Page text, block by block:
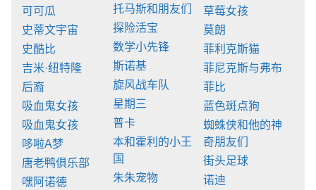
可可瓜
史蒂文宇宙
史酷比
吉米·纽特隆
后裔
吸血鬼女孩
吸血鬼女孩
哆啦A梦
唐老鸭俱乐部
嘿阿诺德
托马斯和朋友们
探险活宝
数学小先锋
斯诺基
旋风战车队
星期三
普卡
本和霍利的小王
国
朱朱宠物
草莓女孩
莫朗
菲利克斯猫
菲尼克斯与弗布
菲比
蓝色斑点狗
蜘蛛侠和他的神
奇朋友们
街头足球
诺迪